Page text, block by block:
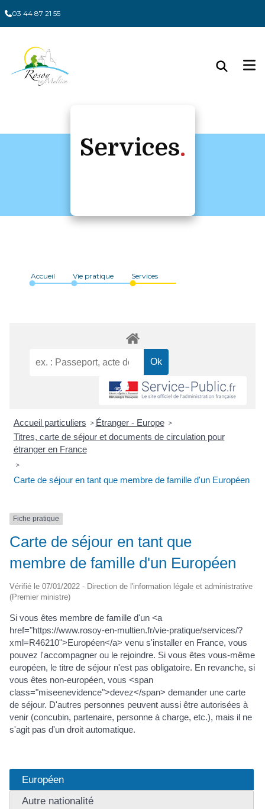
03 44 87 21 55
Services
Accueil Vie pratique Services
Accueil particuliers > Étranger - Europe >
Titres, carte de séjour et documents de circulation pour
étranger en France
>
Carte de séjour en tant que membre de famille d'un Européen
Fiche pratique
Carte de séjour en tant que
membre de famille d'un Européen
Vérifié le 07/01/2022 - Direction de l'information légale et administrative
(Premier ministre)
Si vous êtes membre de famille d'un <a
href="https://www.rosoy-en-multien.fr/vie-pratique/services/?
xml=R46210">Européen</a> venu s'installer en France, vous
pouvez l'accompagner ou le rejoindre. Si vous êtes vous-même
européen, le titre de séjour n'est pas obligatoire. En revanche, si
vous êtes non-européen, vous <span
class="miseenevidence">devez</span> demander une carte
de séjour. D'autres personnes peuvent aussi être autorisées à
venir (concubin, partenaire, personne à charge, etc.), mais il ne
s'agit pas d'un droit automatique.
Européen
Autre nationalité
Panneau de gestion des cookies